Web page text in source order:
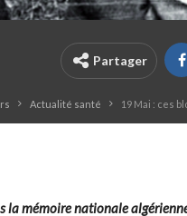
Partager
Actualité santé 19 Mai : ces
mémoire nationale